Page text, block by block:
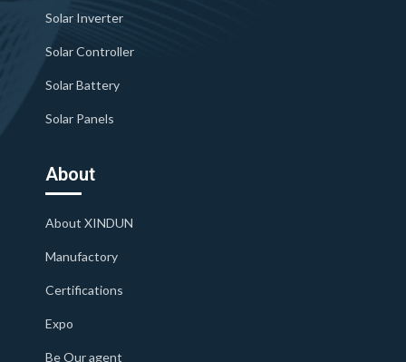
Solar Inverter
Solar Controller
Solar Battery
Solar Panels
About
About XINDUN
Manufactory
Certifications
Expo
Be Our agent